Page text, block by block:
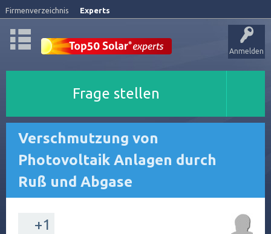
Firmenverzeichnis Experts
Anmelden
Frage stellen
Verschmutzung von
Photovoltaik Anlagen durch
Ruß und Abgase
+1